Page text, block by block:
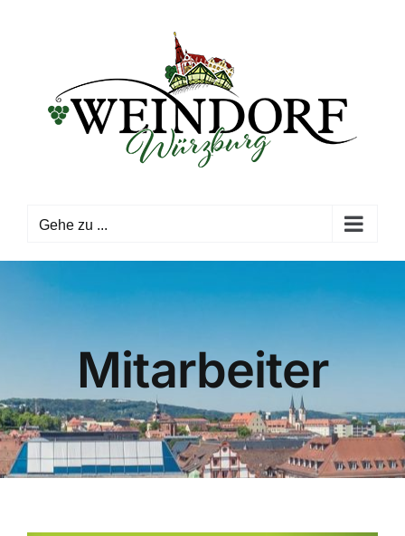
Gehe zu ...
Mitarbeiter